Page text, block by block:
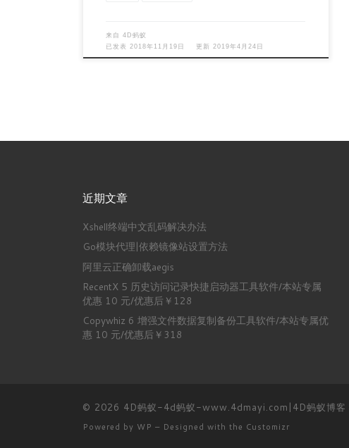
来自4D蚂蚁
已发表2018年11月19日 更新2019年4月24日
近期文章
Xshell终端中文乱码解决办法
Go模块代理|依赖镜像站设置方法
阿里云正确卸载aegis
RecentX 5 历史访问记录快捷启动器工具软件/本站专属
优惠 10 元/优惠后￥128
Copywhiz 6 增强文件数据复制备份工具软件/本站专属优
惠 10 元/优惠后￥318
© 2026 4D蚂蚁-4d蚂蚁-www.4dmayi.com|4D蚂蚁博客
Powered by WP – Designed with the Customizr